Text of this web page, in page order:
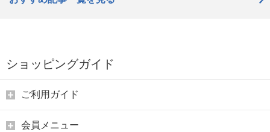
ショッピングガイド
ご利用ガイド
会員メニュー